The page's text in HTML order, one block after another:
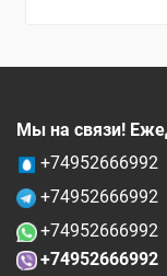
Мы на связи!
+74952666992
+74952666992
+74952666992
+74952666992